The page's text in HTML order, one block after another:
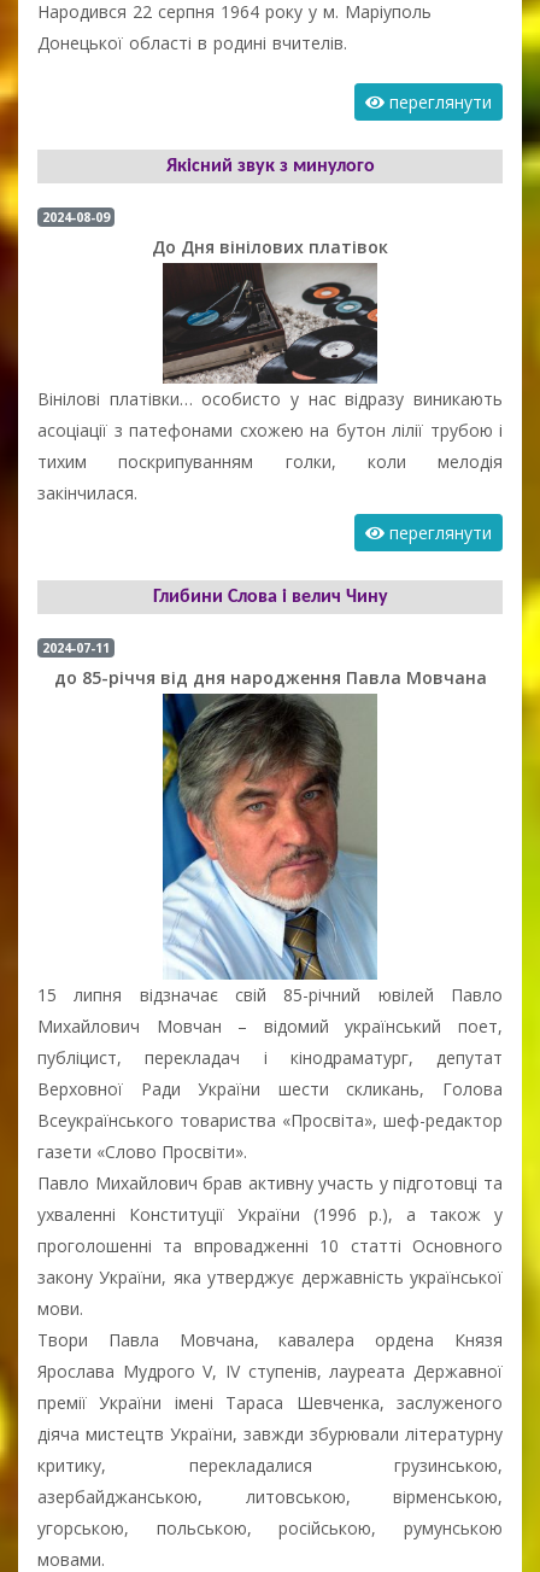
Народився 22 серпня 1964 року у м. Маріуполь
Донецької області в родині вчителів.
переглянути
Якісний звук з минулого
2024-08-09
До Дня вінілових платівок
Вінілові платівки… особисто у нас відразу виникають
асоціації з патефонами схожею на бутон лілії трубою і
тихим поскрипуванням голки, коли мелодія
закінчилася.
переглянути
Глибини Слова і велич Чину
2024-07-11
до 85-річчя від дня народження Павла Мовчана
15 липня відзначає свій 85-річний ювілей Павло
Михайлович Мовчан – відомий український поет,
публіцист, перекладач і кінодраматург, депутат
Верховної Ради України шести скликань, Голова
Всеукраїнського товариства «Просвіта», шеф-редактор
газети «Слово Просвіти».
Павло Михайлович брав активну участь у підготовці та
ухваленні Конституції України (1996 р.), а також у
проголошенні та впровадженні 10 статті Основного
закону України, яка утверджує державність української
мови.
Твори Павла Мовчана, кавалера ордена Князя
Ярослава Мудрого V, IV ступенів, лауреата Державної
премії України імені Тараса Шевченка, заслуженого
діяча мистецтв України, завжди збурювали літературну
критику, перекладалися грузинською,
азербайджанською, литовською, вірменською,
угорською, польською, російською, румунською
мовами.